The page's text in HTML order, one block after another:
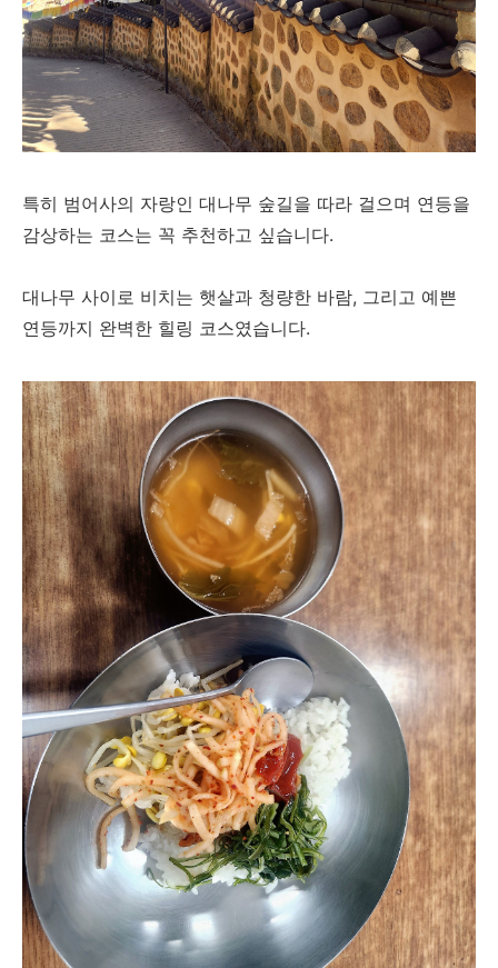
특히 범어사의 자랑인 대나무 숲길을 따라 걸으며 연등을
감상하는 코스는 꼭 추천하고 싶습니다.
대나무 사이로 비치는 햇살과 청량한 바람, 그리고 예쁜
연등까지 완벽한 힐링 코스였습니다.